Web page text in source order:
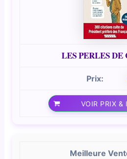
LES PERLES
VOIR PRIX &